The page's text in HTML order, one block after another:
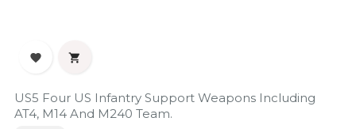
 
US5 Four US Infantry Support Weapons Including
AT4, M14 And M240 Team.